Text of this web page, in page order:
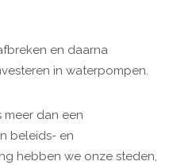
en daarna
in waterpompen.
meer dan een
beleids- en
hebben we onze steden,